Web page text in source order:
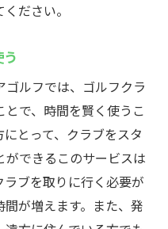
ださい。
ルフでは、ゴルフクラ
で、時間を賢く使うこ
とって、クラブをスタ
できるこのサービスは
ブを取りに行く必要が
が増えます。また、発